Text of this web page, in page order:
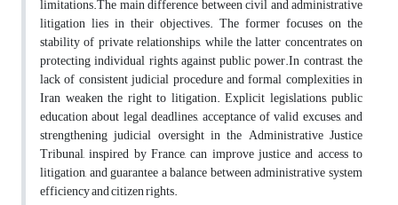
limitations.The main difference between civil and administrative
litigation lies in their objectives. The former focuses on the
stability of private relationships, while the latter concentrates on
protecting individual rights against public power.In contrast, the
lack of consistent judicial procedure and formal complexities in
Iran weaken the right to litigation. Explicit legislations, public
education about legal deadlines, acceptance of valid excuses, and
strengthening judicial oversight in the Administrative Justice
Tribunal, inspired by France, can improve justice and access to
litigation, and guarantee a balance between administrative system
efficiency and citizen rights.